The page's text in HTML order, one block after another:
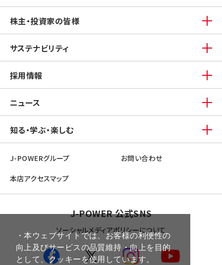
・本ウェブサイトでは、お客様の利便性の
向上及びサービスの品質維持・向上を目的
として、クッキーを使用しています。
株主・投資家の皆様
サステナビリティ
採用情報
ニュース
知る・学ぶ・楽しむ
J-POWERグループ お問い合わせ
本店アクセスマップ
J-POWER 公式SNS
ソーシャルメディアポリシーについて